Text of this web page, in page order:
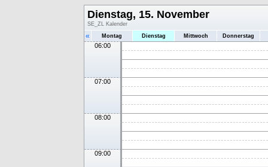
Dienstag, 15. November
SE_ZL Kalender
« Montag Dienstag Mittwoch Donnerstag
06:00
07:00
08:00
09:00